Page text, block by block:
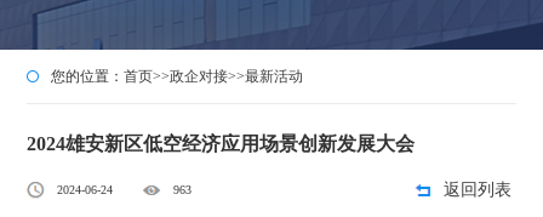
您的位置：首页>>政企对接>>最新活动
2024雄安新区低空经济应用场景创新发展大会
2024-06-24 963 返回列表